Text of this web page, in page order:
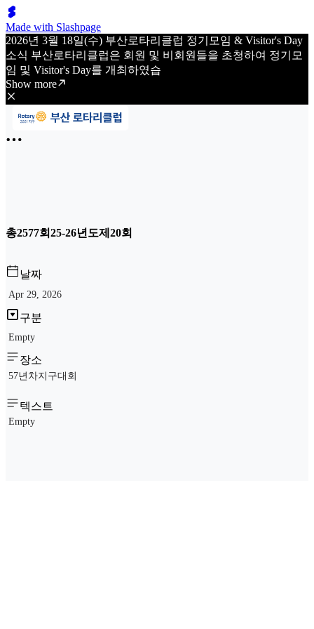
Made with Slashpage
2026년 3월 18일(수) 부산로타리클럽 정기모임 & Visitor's Day
소식 부산로타리클럽은 회원 및 비회원들을 초청하여 정기모
임 및 Visitor's Day를 개최하였습
Show more
총2577회25-26년도제20회
날짜
Apr 29, 2026
구분
Empty
장소
57년차지구대회
텍스트
Empty